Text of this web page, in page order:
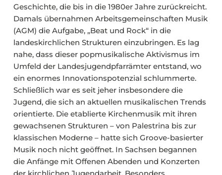
Geschichte, die bis in die 1980er Jahre zurückreicht.
Damals übernahmen Arbeitsgemeinschaften Musik
(AGM) die Aufgabe, „Beat und Rock“ in die
landeskirchlichen Strukturen einzubringen. Es lag
nahe, dass dieser popmusikalische Aktivismus im
Umfeld der Landesjugendpfarrämter entstand, wo
ein enormes Innovationspotenzial schlummerte.
Schließlich war es seit jeher insbesondere die
Jugend, die sich an aktuellen musikalischen Trends
orientierte. Die etablierte Kirchenmusik mit ihren
gewachsenen Strukturen – von Palestrina bis zur
klassischen Moderne – hatte sich Groove-basierter
Musik noch nicht geöffnet. In Sachsen begannen
die Anfänge mit Offenen Abenden und Konzerten
der kirchlichen Jugendarbeit. Besonders